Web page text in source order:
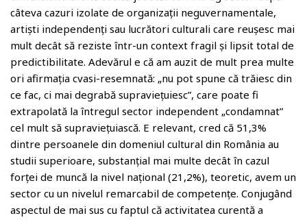
câteva cazuri izolate de organizații neguvernamentale,
artiști independenți sau lucrători culturali care reușesc mai
mult decât să reziste într-un context fragil și lipsit total de
predictibilitate. Adevărul e că am auzit de mult prea multe
ori afirmația cvasi-resemnată: „nu pot spune că trăiesc din
ce fac, ci mai degrabă supraviețuiesc”, care poate fi
extrapolată la întregul sector independent „condamnat”
cel mult să supraviețuiască. E relevant, cred că 51,3%
dintre persoanele din domeniul cultural din România au
studii superioare, substanțial mai multe decât în cazul
forței de muncă la nivel național (21,2%), teoretic, avem un
sector cu un nivelul remarcabil de competențe. Conjugând
aspectul de mai sus cu faptul că activitatea curentă a